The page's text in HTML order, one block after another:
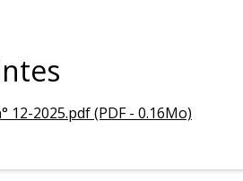
12-2025.pdf (PDF - 0.16Mo)